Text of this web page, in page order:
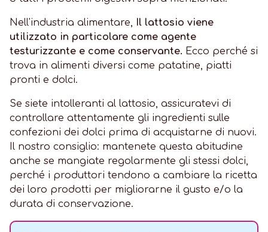
Nell'industria alimentare, Il lattosio viene
utilizzato in particolare come agente
testurizzante e come conservante. Ecco perché si
trova in alimenti diversi come patatine, piatti
pronti e dolci.
Se siete intolleranti al lattosio, assicuratevi di
controllare attentamente gli ingredienti sulle
confezioni dei dolci prima di acquistarne di nuovi.
Il nostro consiglio: mantenete questa abitudine
anche se mangiate regolarmente gli stessi dolci,
perché i produttori tendono a cambiare la ricetta
dei loro prodotti per migliorarne il gusto e/o la
durata di conservazione.